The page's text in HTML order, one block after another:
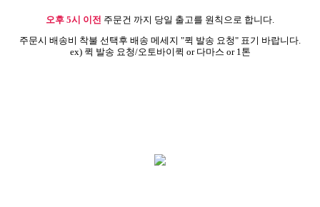
오후 5시 이전 주문건 까지 당일 출고를 원칙으로 합니다.
주문시 배송비 착불 선택후 배송 메세지 "퀵 발송 요청" 표기 바랍니다.
ex) 퀵 발송 요청/오토바이퀵 or 다마스 or 1톤